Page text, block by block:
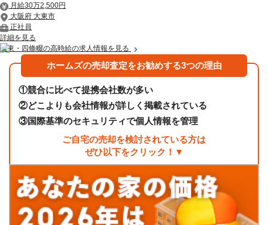
月給30万2,500円
大阪府 大東市
正社員
詳細を見る
大東・四條畷の高時給の求人情報を見る
ホームズの売却査定をお勧めする3つの理由
①競合に比べて提携会社数が多い
②どこよりも会社情報が詳しく掲載されている
③国際基準のセキュリティで個人情報を管理
ご自宅の売却を検討されている方は
ぜひ以下をクリック！▼